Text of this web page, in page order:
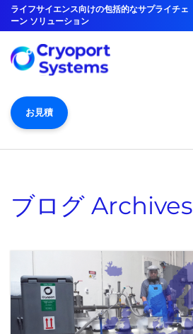
ライフサイエンス向けの包括的なサプライチェ
ーン ソリューション
お見積
ブログ Archives